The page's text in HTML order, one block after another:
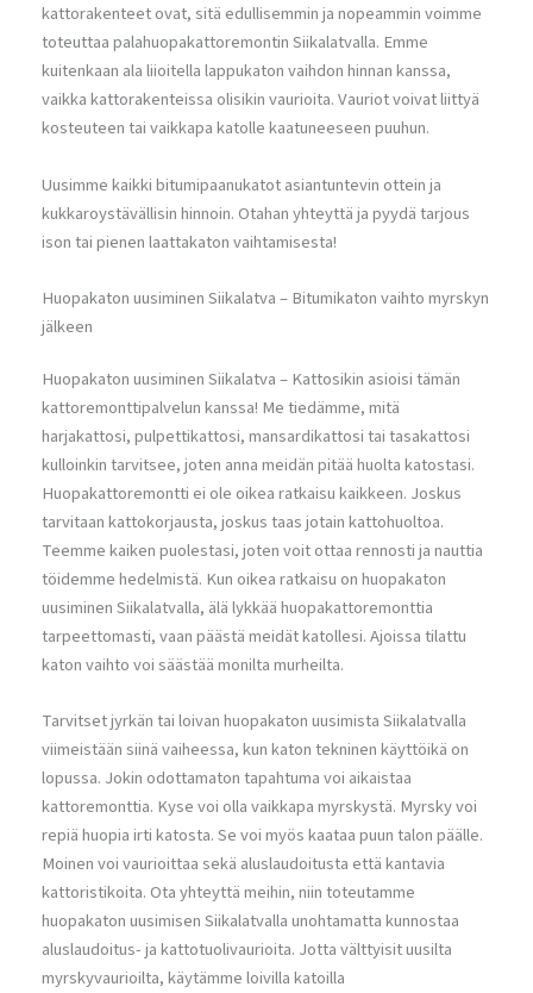
kattorakenteet ovat, sitä edullisemmin ja nopeammin voimme
toteuttaa palahuopakattoremontin Siikalatvalla. Emme
kuitenkaan ala liioitella lappukaton vaihdon hinnan kanssa,
vaikka kattorakenteissa olisikin vaurioita. Vauriot voivat liittyä
kosteuteen tai vaikkapa katolle kaatuneeseen puuhun.
Uusimme kaikki bitumipaanukatot asiantuntevin ottein ja
kukkaroystävällisin hinnoin. Otahan yhteyttä ja pyydä tarjous
ison tai pienen laattakaton vaihtamisesta!
Huopakaton uusiminen Siikalatva – Bitumikaton vaihto myrskyn
jälkeen
Huopakaton uusiminen Siikalatva – Kattosikin asioisi tämän
kattoremonttipalvelun kanssa! Me tiedämme, mitä
harjakattosi, pulpettikattosi, mansardikattosi tai tasakattosi
kulloinkin tarvitsee, joten anna meidän pitää huolta katostasi.
Huopakattoremontti ei ole oikea ratkaisu kaikkeen. Joskus
tarvitaan kattokorjausta, joskus taas jotain kattohuoltoa.
Teemme kaiken puolestasi, joten voit ottaa rennosti ja nauttia
töidemme hedelmistä. Kun oikea ratkaisu on huopakaton
uusiminen Siikalatvalla, älä lykkää huopakattoremonttia
tarpeettomasti, vaan päästä meidät katollesi. Ajoissa tilattu
katon vaihto voi säästää monilta murheilta.
Tarvitset jyrkän tai loivan huopakaton uusimista Siikalatvalla
viimeistään siinä vaiheessa, kun katon tekninen käyttöikä on
lopussa. Jokin odottamaton tapahtuma voi aikaistaa
kattoremonttia. Kyse voi olla vaikkapa myrskystä. Myrsky voi
repiä huopia irti katosta. Se voi myös kaataa puun talon päälle.
Moinen voi vaurioittaa sekä aluslaudoitusta että kantavia
kattoristikoita. Ota yhteyttä meihin, niin toteutamme
huopakaton uusimisen Siikalatvalla unohtamatta kunnostaa
aluslaudoitus- ja kattotuolivaurioita. Jotta välttyisit uusilta
myrskyvaurioilta, käytämme loivilla katoilla